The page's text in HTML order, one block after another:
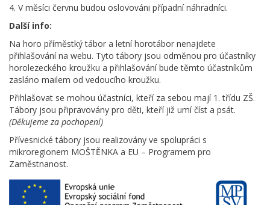
4. V měsíci červnu budou oslovováni případní náhradníci.
Další info:
Na horo příměstký tábor a letní horotábor nenajdete
přihlašování na webu. Tyto tábory jsou odměnou pro účastníky
horolezeckého kroužku a přihlašování bude těmto účastníkům
zasláno mailem od vedoucího kroužku.
Přihlašovat se mohou účastníci, kteří za sebou mají 1. třídu ZŠ.
Tábory jsou připravovány pro děti, kteří již umí číst a psát.
(Děkujeme za pochopení)
Přívesnické tábory jsou realizovány ve spolupráci s
mikroregionem MOŠTĚNKA a EU – Programem pro
Zaměstnanost.